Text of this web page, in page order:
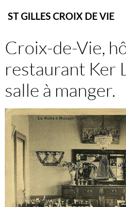
ST GILLES CROIX DE VIE
Croix-de-Vie,
restaurant Ker
salle à manger.